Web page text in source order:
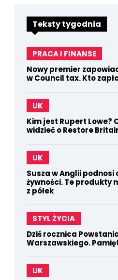
Teksty tygodnia
PRACA I FINANSE
Nowy premier
w Council tax. Kto
UK
Kim jest Rupert Lowe?
widzieć o Restore
UK
Susza w Anglii podnosi
żywności. Te produkty
z półek
STYL ŻYCIA
Dziś rocznica
Warszawskiego.
UK